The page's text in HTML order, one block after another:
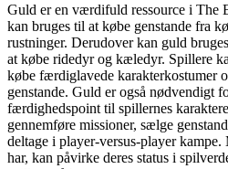
Guld er en værdifuld ressource i The
kan bruges til at købe genstande fra
rustninger. Derudover kan guld
at købe ridedyr og kæledyr. Spillere
købe færdiglavede karakterkostumer
genstande. Guld er også nødvendigt
færdighedspoint til spillernes
gennemføre missioner, sælge
deltage i player-versus-player
har, kan påvirke deres status i